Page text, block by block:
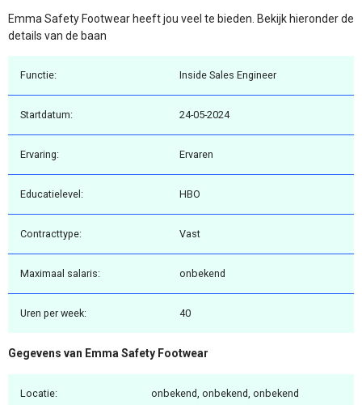
Emma Safety Footwear heeft jou veel te bieden. Bekijk hieronder de
details van de baan
Functie: Inside Sales Engineer
Startdatum: 24-05-2024
Ervaring: Ervaren
Educatielevel: HBO
Contracttype: Vast
Maximaal salaris: onbekend
Uren per week: 40
Gegevens van Emma Safety Footwear
Locatie: onbekend, onbekend, onbekend